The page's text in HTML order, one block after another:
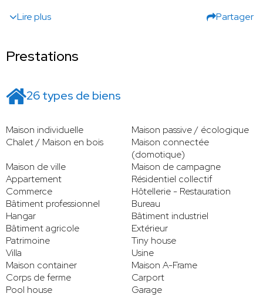
Lire plus
Partager
Prestations
26 types de biens
Maison individuelle
Maison passive / écologique
Chalet / Maison en bois
Maison connectée
(domotique)
Maison de ville
Maison de campagne
Appartement
Résidentiel collectif
Commerce
Hôtellerie - Restauration
Bâtiment professionnel
Bureau
Hangar
Bâtiment industriel
Bâtiment agricole
Extérieur
Patrimoine
Tiny house
Villa
Usine
Maison container
Maison A-Frame
Corps de ferme
Carport
Pool house
Garage